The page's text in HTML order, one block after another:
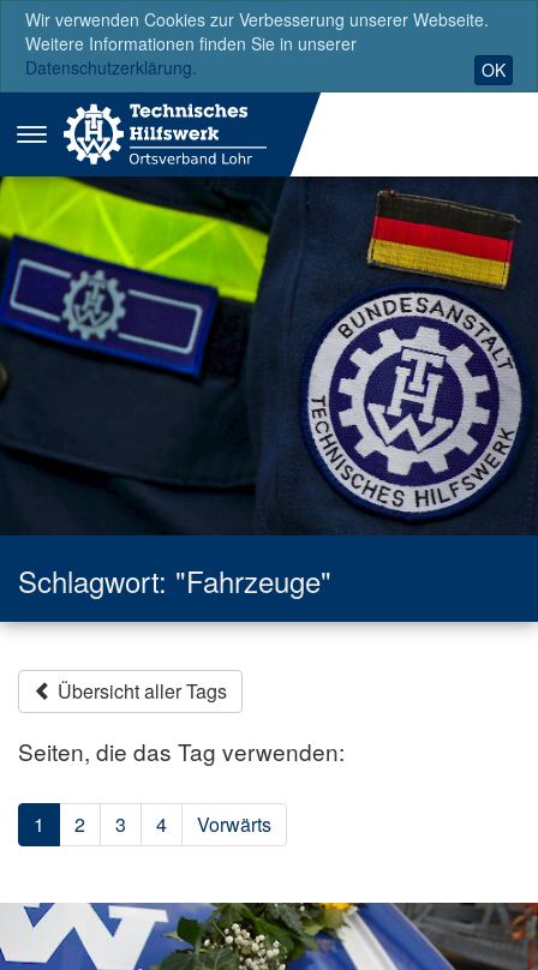
Wir verwenden Cookies zur Verbesserung unserer Webseite.
Weitere Informationen finden Sie in unserer
Datenschutzerklärung.
OK
Menü
ausklappen
Schlagwort: "Fahrzeuge"
Übersicht aller Tags
Seiten, die das Tag verwenden:
1 2 3 4 Vorwärts